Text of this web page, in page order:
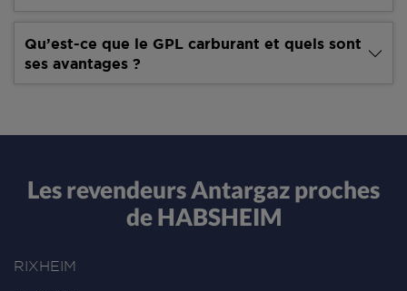
Qu’est-ce que le GPL carburant et quels sont
ses avantages ?
Les revendeurs Antargaz proches
de HABSHEIM
RIXHEIM